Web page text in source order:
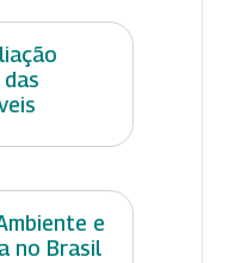
das
e
no Brasil